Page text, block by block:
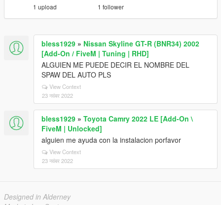
1 upload 1 follower
bless1929 » Nissan Skyline GT-R (BNR34) 2002
[Add-On / FiveM | Tuning | RHD]
ALGUIEN ME PUEDE DECIR EL NOMBRE DEL
SPAW DEL AUTO PLS
View Context
23 नवंबर 2022
bless1929 » Toyota Camry 2022 LE [Add-On \
FiveM | Unlocked]
alguien me ayuda con la instalacion porfavor
View Context
23 नवंबर 2022
Designed in Alderney